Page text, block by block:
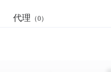
代理 （0）